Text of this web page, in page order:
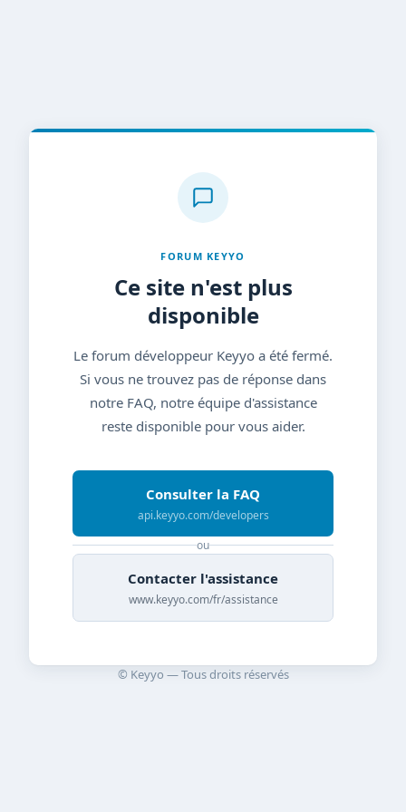
FORUM KEYYO
Ce site n'est plus
disponible
Le forum développeur Keyyo a été fermé.
Si vous ne trouvez pas de réponse dans
notre FAQ, notre équipe d'assistance
reste disponible pour vous aider.
Consulter la FAQ
api.keyyo.com/developers
ou
Contacter l'assistance
www.keyyo.com/fr/assistance
© Keyyo — Tous droits réservés